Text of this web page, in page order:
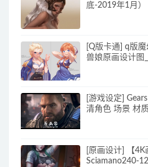
底-2019年1月）
[Q版卡通] q版
兽娘原画设计图
[游戏设定]
清角色 场景 材
[原画设计] 【4K
Sciamano240-